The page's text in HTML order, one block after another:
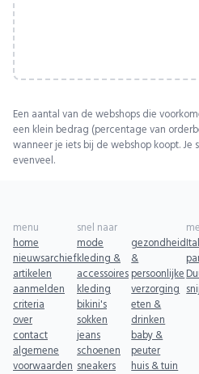
Een aantal van de webshops die
een klein bedrag (percentage van
wanneer je iets bij de webshop koopt. Je
evenveel.
menu
home
nieuwsarchief
artikelen
aanmelden
criteria
over
contact
algemene
voorwaarden
snel naar
mode
kleding &
accessoires
kleding
bikini's
sokken
jeans
schoenen
sneakers
gezondheid
&
persoonlijke
verzorging
eten &
drinken
baby &
peuter
huis & tuin